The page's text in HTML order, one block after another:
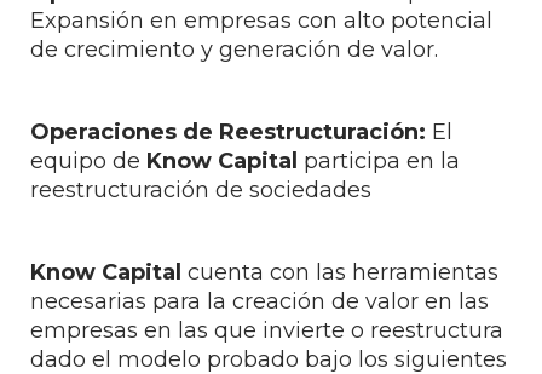
Expansión en empresas con alto potencial
de crecimiento y generación de valor.
Operaciones de Reestructuración: El
equipo de Know Capital participa en la
reestructuración de sociedades
Know Capital cuenta con las herramientas
necesarias para la creación de valor en las
empresas en las que invierte o reestructura
dado el modelo probado bajo los siguientes